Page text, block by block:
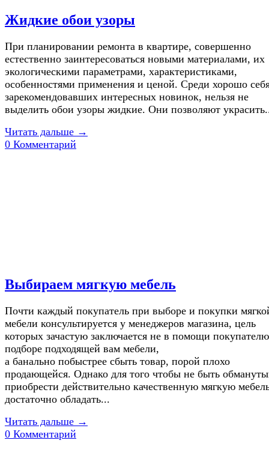
Жидкие обои узоры
При планировании ремонта в квартире, совершенно
естественно заинтересоваться новыми материалами, их
экологическими параметрами, характеристиками,
особенностями применения и ценой. Среди хорошо
зарекомендовавших интересных новинок, нельзя не
выделить обои узоры жидкие. Они позволяют
Читать дальше →
0 Комментарий
Выбираем мягкую мебель
Почти каждый покупатель при выборе и покупки
мебели консультируется у менеджеров магазина, цель
которых зачастую заключается не в помощи
подборе подходящей вам мебели,
а банально побыстрее сбыть товар, порой плохо
продающейся. Однако для того чтобы не быть
приобрести действительно качественную мягкую
достаточно обладать...
Читать дальше →
0 Комментарий